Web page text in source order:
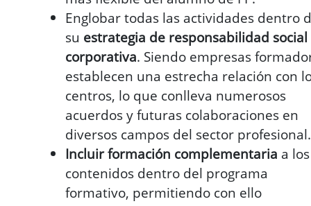
Englobar todas las actividades dentro
su estrategia de responsabilidad social
corporativa. Siendo empresas
establecen una estrecha relación con
centros, lo que conlleva numerosos
acuerdos y futuras colaboraciones en
diversos campos del sector profesional.
Incluir formación complementaria a los
contenidos dentro del programa
formativo, permitiendo con ello